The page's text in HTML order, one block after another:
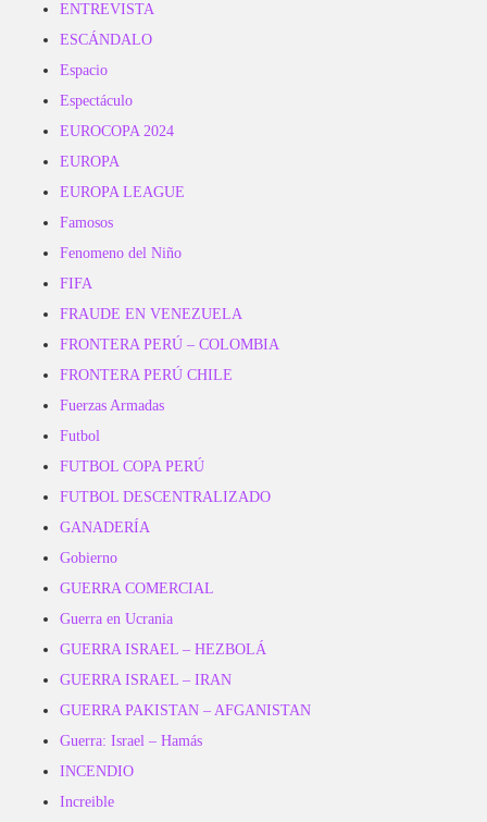
ENTREVISTA
ESCÁNDALO
Espacio
Espectáculo
EUROCOPA 2024
EUROPA
EUROPA LEAGUE
Famosos
Fenomeno del Niño
FIFA
FRAUDE EN VENEZUELA
FRONTERA PERÚ – COLOMBIA
FRONTERA PERÚ CHILE
Fuerzas Armadas
Futbol
FUTBOL COPA PERÚ
FUTBOL DESCENTRALIZADO
GANADERÍA
Gobierno
GUERRA COMERCIAL
Guerra en Ucrania
GUERRA ISRAEL – HEZBOLÁ
GUERRA ISRAEL – IRAN
GUERRA PAKISTAN – AFGANISTAN
Guerra: Israel – Hamás
INCENDIO
Increible